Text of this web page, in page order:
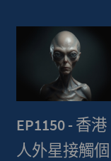
EP1150 - 香港
人外星接觸個